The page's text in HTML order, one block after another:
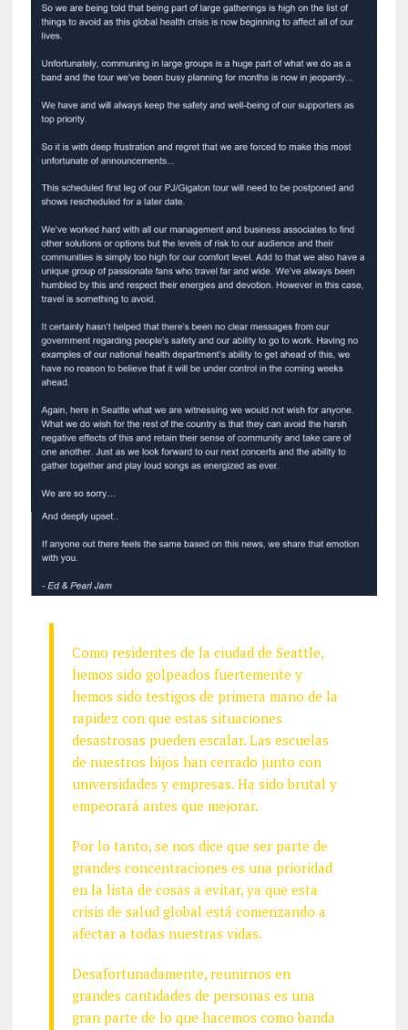
Como residentes de la ciudad de Seattle,
hemos sido golpeados fuertemente y
hemos sido testigos de primera mano de la
rapidez con que estas situaciones
desastrosas pueden escalar. Las escuelas
de nuestros hijos han cerrado junto con
universidades y empresas. Ha sido brutal y
empeorará antes que mejorar.
Por lo tanto, se nos dice que ser parte de
grandes concentraciones es una prioridad
en la lista de cosas a evitar, ya que esta
crisis de salud global está comenzando a
afectar a todas nuestras vidas.
Desafortunadamente, reunirnos en
grandes cantidades de personas es una
gran parte de lo que hacemos como banda